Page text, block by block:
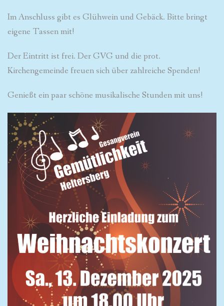
Im Anschluss gibt es Glühwein und Gebäck. Bitte bringt
eigene Tassen mit!
Der Eintritt ist frei. Der GVG und die prot.
Kirchengemeinde freuen sich über zahlreiche Spenden!
Genießt ein paar schöne musikalische Stunden mit uns!